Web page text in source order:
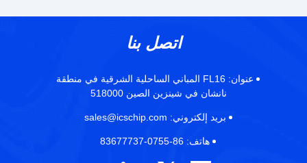
اتصل بنا
عنوان:
FL16 المباني الساحلية الشرقية في منطقة
نانشان في شينزين الصين 518000
بريد إلكتروني:
هاتف: